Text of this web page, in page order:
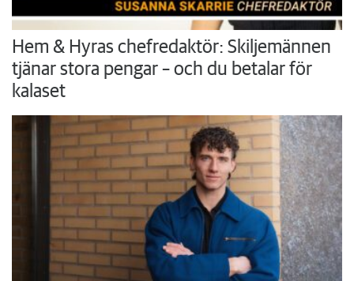
Hem & Hyras chefredaktör: Skiljemännen
tjänar stora pengar – och du betalar för
kalaset